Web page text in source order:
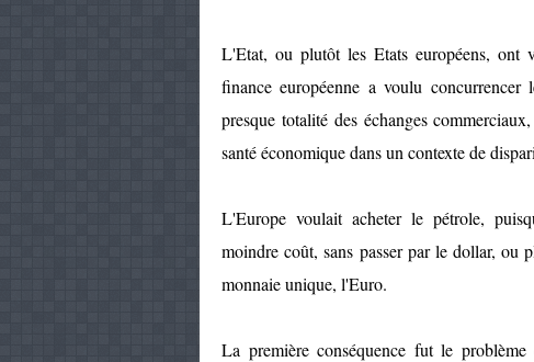
L'Etat, ou plutôt les Etats européens, ont
finance européenne a voulu
presque totalité des échanges
santé économique dans un contexte de
L'Europe voulait acheter le pétrole,
moindre coût, sans passer par le dollar,
monnaie unique, l'Euro.
La première conséquence fut le